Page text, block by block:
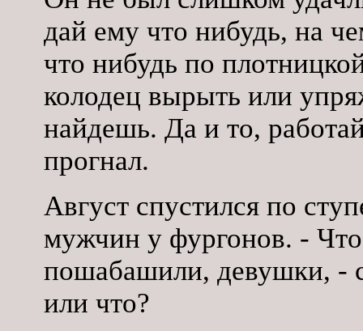
дай ему что нибудь, на
что нибудь по
колодец вырыть или
найдешь. Да и то,
прогнал.
Август спустился по
мужчин у фургонов. - Что
пошабашили, девушки, -
или что?